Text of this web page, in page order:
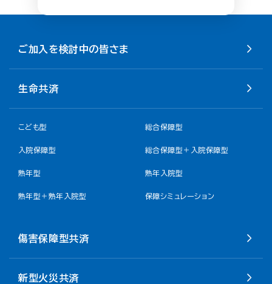
ご加入を検討中の皆さま
生命共済
こども型 総合保障型
入院保障型 総合保障型＋入院保障型
熟年型 熟年入院型
熟年型＋熟年入院型 保障シミュレーション
傷害保障型共済
新型火災共済